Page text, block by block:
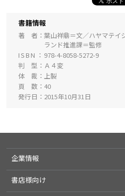
書籍情報
著 者
葉山祥鼎＝文／ハヤマテイ
ランド推進課＝監修
ISBN
978-4-8058-5272-9
判 型
Ａ４変
体 裁
上製
頁 数
40
発行日
2015年10月31日
企業情報
書店様向け